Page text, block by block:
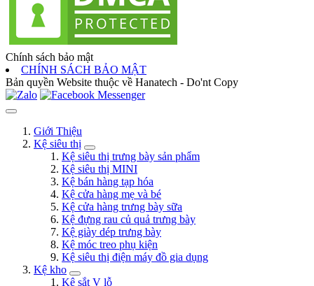
Chính sách bảo mật
CHÍNH SÁCH BẢO MẬT
Bản quyền Website thuộc về Hanatech - Do'nt Copy
Giới Thiệu
Kệ siêu thị
Kệ siêu thị trưng bày sản phẩm
Kệ siêu thị MINI
Kệ bán hàng tạp hóa
Kệ cửa hàng mẹ và bé
Kệ cửa hàng trưng bày sữa
Kệ đựng rau củ quả trưng bày
Kệ giày dép trưng bày
Kệ móc treo phụ kiện
Kệ siêu thị điện máy đồ gia dụng
Kệ kho
Kệ sắt V lỗ